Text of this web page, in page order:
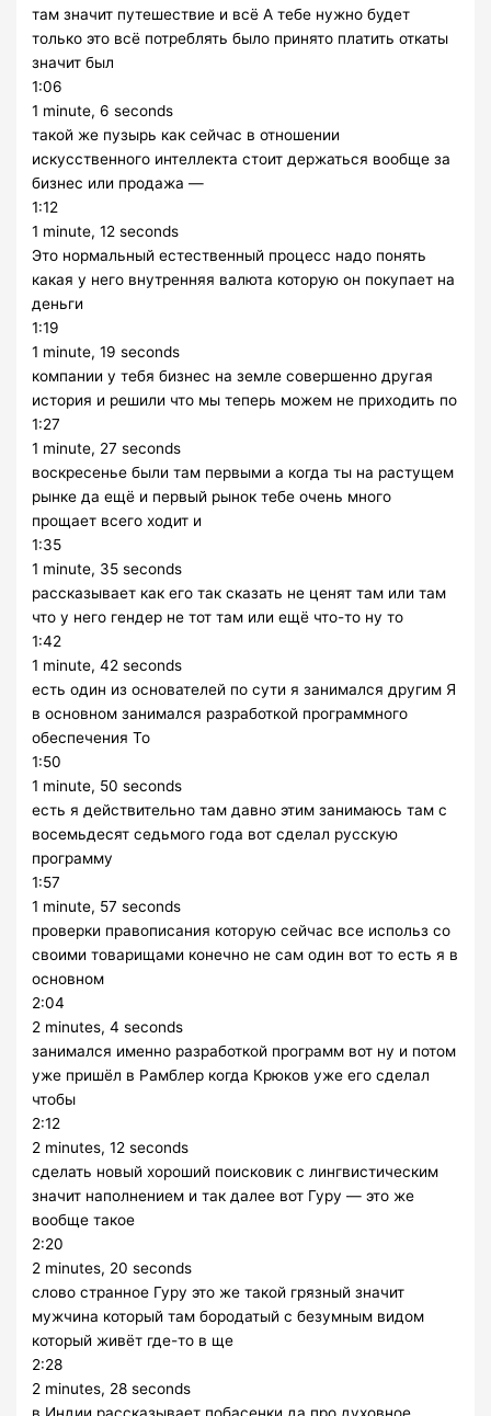
там значит путешествие и всё А тебе нужно будет
только это всё потреблять было принято платить откаты
значит был
1:06
1 minute, 6 seconds
такой же пузырь как сейчас в отношении
искусственного интеллекта стоит держаться вообще за
бизнес или продажа —
1:12
1 minute, 12 seconds
Это нормальный естественный процесс надо понять
какая у него внутренняя валюта которую он покупает на
деньги
1:19
1 minute, 19 seconds
компании у тебя бизнес на земле совершенно другая
история и решили что мы теперь можем не приходить по
1:27
1 minute, 27 seconds
воскресенье были там первыми а когда ты на растущем
рынке да ещё и первый рынок тебе очень много
прощает всего ходит и
1:35
1 minute, 35 seconds
рассказывает как его так сказать не ценят там или там
что у него гендер не тот там или ещё что-то ну то
1:42
1 minute, 42 seconds
есть один из основателей по сути я занимался другим Я
в основном занимался разработкой программного
обеспечения То
1:50
1 minute, 50 seconds
есть я действительно там давно этим занимаюсь там с
восемьдесят седьмого года вот сделал русскую
программу
1:57
1 minute, 57 seconds
проверки правописания которую сейчас все использ со
своими товарищами конечно не сам один вот то есть я в
основном
2:04
2 minutes, 4 seconds
занимался именно разработкой программ вот ну и потом
уже пришёл в Рамблер когда Крюков уже его сделал
чтобы
2:12
2 minutes, 12 seconds
сделать новый хороший поисковик с лингвистическим
значит наполнением и так далее вот Гуру — это же
вообще такое
2:20
2 minutes, 20 seconds
слово странное Гуру это же такой грязный значит
мужчина который там бородатый с безумным видом
который живёт где-то в ще
2:28
2 minutes, 28 seconds
в Индии рассказывает побасенки да про духовное